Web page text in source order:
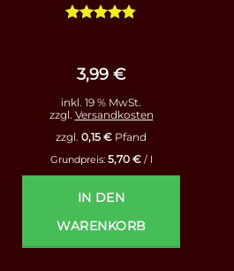
3,99 €
inkl. 19 % MwSt.
zzgl. Versandkosten
zzgl. 0,15 € Pfand
Grundpreis: 5,70 €/ l
IN DEN
WARENKORB